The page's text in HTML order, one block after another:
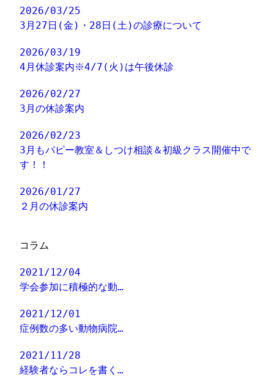
2026/03/25
3月27日(金)・28日(土)の診療について
2026/03/19
4月休診案内※4/7(火)は午後休診
2026/02/27
3月の休診案内
2026/02/23
3月もパピー教室＆しつけ相談＆初級クラス開催中で
す！！
2026/01/27
２月の休診案内
コラム
2021/12/04
学会参加に積極的な動…
2021/12/01
症例数の多い動物病院…
2021/11/28
経験者ならコレを書く…